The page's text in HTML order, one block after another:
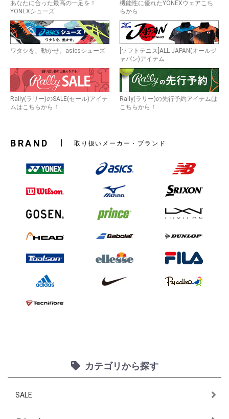
あなたに合った最高の一足を！
YONEXシューズ
機能性に優れたYONEXウェアこち
らから
ワタシを、動かせ。asicsシューズ
[ソフトテニス]ALL JAPAN(オールジ
ャパン)アイテム
Rally(ラリー)のSALE(セール)アイテ
ムはこちらから！
Rally(ラリー)の先行予約アイテムは
こちらから！
BRAND 取り扱いメーカー・ブランド
カテゴリから探す
SALE